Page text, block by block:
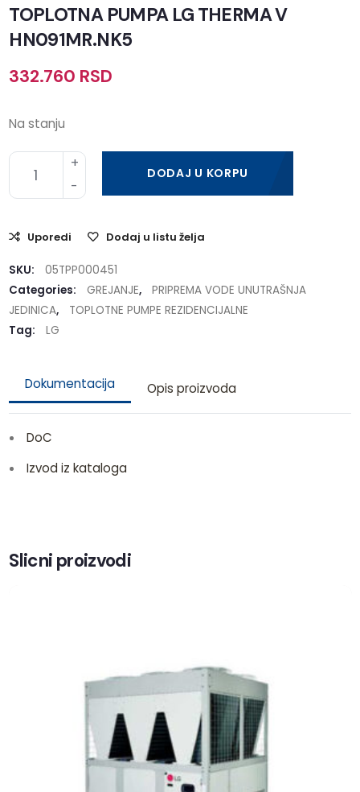
TOPLOTNA PUMPA LG THERMA V
HN091MR.NK5
332.760 RSD
Na stanju
DODAJ U KORPU
Uporedi Dodaj u listu želja
SKU:
05TPP000451
Categories:
GREJANJE,
PRIPREMA VODE UNUTRAŠNJA
JEDINICA,
TOPLOTNE PUMPE REZIDENCIJALNE
Tag:
LG
Dokumentacija Opis proizvoda
DoC
Izvod iz kataloga
Slicni proizvodi